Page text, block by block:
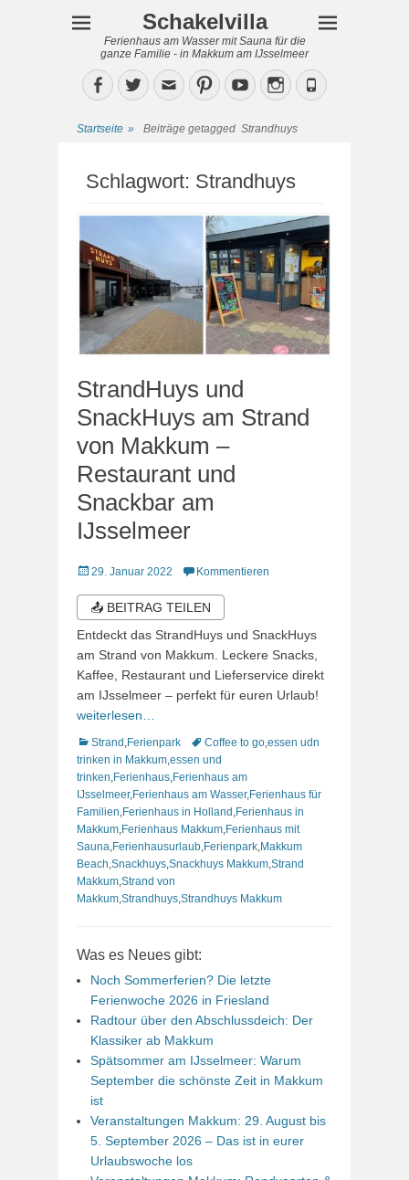
Schakelvilla
Ferienhaus am Wasser mit Sauna für die
ganze Familie - in Makkum am IJsselmeer
Facebook
TwitterEmailPinterestYouTubeInstagram
Phone
Startseite » Beiträge getagged Strandhuys
Schlagwort: Strandhuys
StrandHuys und
SnackHuys am Strand
von Makkum –
Restaurant und
Snackbar am
IJsselmeer
Veröffentlicht
29. Januar 2022 Kommentieren
📤 BEITRAG TEILEN
Entdeckt das StrandHuys und SnackHuys
am Strand von Makkum. Leckere Snacks,
Kaffee, Restaurant und Lieferservice direkt
am IJsselmeer – perfekt für euren Urlaub!
weiterlesen…
Kategorien
Strand Ferienpark Schlagworte
Coffee to go essen udn
trinken in Makkum essen und
trinken Ferienhaus Ferienhaus am
IJsselmeer, Ferienhaus am Wasser, Ferienhaus für
Familien Ferienhaus in Holland Ferienhaus in
Makkum Ferienhaus Makkum Ferienhaus mit
Sauna Ferienhausurlaub Ferienpark Makkum
Beach Snackhuys Snackhuys Makkum Strand
Makkum Strand von
Makkum Strandhuys Strandhuys Makkum
Was es Neues gibt:
Noch Sommerferien? Die letzte
Ferienwoche 2026 in Friesland
Radtour über den Abschlussdeich: Der
Klassiker ab Makkum
Spätsommer am IJsselmeer: Warum
September die schönste Zeit in Makkum
ist
Veranstaltungen Makkum: 29. August bis
5. September 2026 – Das ist in eurer
Urlaubswoche los